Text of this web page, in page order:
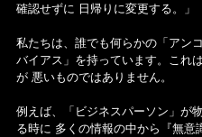
確認せずに 日帰りに変更する。」
私たちは、誰でも何らかの「アン
バイアス」を持っています。これ
が 悪いものではありません。
例えば、「ビジネスパーソン」が
る時に 多くの情報の中から『無意